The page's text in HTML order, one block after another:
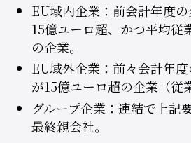
EU域内企業：前会計年度
15億ユーロ超、かつ平均従
の企業。
EU域外企業：前々会計年
が15億ユーロ超の企業（従
グループ企業：連結で上記
最終親会社。